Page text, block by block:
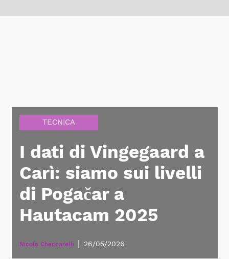
TECNICA
I dati di Vingegaard a
Carì: siamo sui livelli
di Pogačar a
Hautacam 2025
Nicola Checcarelli 26/05/2026